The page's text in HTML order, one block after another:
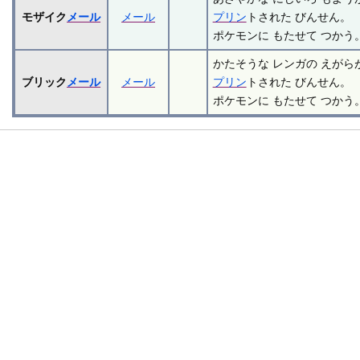
モザイク メール メール
プリン トされた びんせん。
ポケモンに もたせて つかう。
ブリック メール メール
かたそうな レンガの えがら
プリン トされた びんせん。
ポケモンに もたせて つかう。